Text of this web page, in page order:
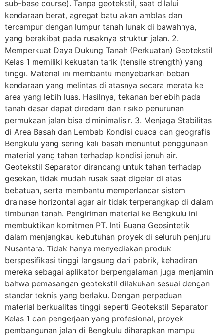
sub-base course). Tanpa geotekstil, saat dilalui
kendaraan berat, agregat batu akan amblas dan
tercampur dengan lumpur tanah lunak di bawahnya,
yang berakibat pada rusaknya struktur jalan. 2.
Memperkuat Daya Dukung Tanah (Perkuatan) Geotekstil
Kelas 1 memiliki kekuatan tarik (tensile strength) yang
tinggi. Material ini membantu menyebarkan beban
kendaraan yang melintas di atasnya secara merata ke
area yang lebih luas. Hasilnya, tekanan berlebih pada
tanah dasar dapat diredam dan risiko penurunan
permukaan jalan bisa diminimalisir. 3. Menjaga Stabilitas
di Area Basah dan Lembab Kondisi cuaca dan geografis
Bengkulu yang sering kali basah menuntut penggunaan
material yang tahan terhadap kondisi jenuh air.
Geotekstil Separator dirancang untuk tahan terhadap
gesekan, tidak mudah rusak saat digelar di atas
bebatuan, serta membantu memperlancar sistem
drainase horizontal agar air tidak terperangkap di dalam
timbunan tanah. Pengiriman material ke Bengkulu ini
membuktikan komitmen PT. Inti Buana Geosintetik
dalam menjangkau kebutuhan proyek di seluruh penjuru
Nusantara. Tidak hanya menyediakan produk
berspesifikasi tinggi langsung dari pabrik, kehadiran
mereka sebagai aplikator berpengalaman juga menjamin
bahwa pemasangan geotekstil dilakukan sesuai dengan
standar teknis yang berlaku. Dengan perpaduan
material berkualitas tinggi seperti Geotekstil Separator
Kelas 1 dan pengerjaan yang profesional, proyek
pembangunan jalan di Bengkulu diharapkan mampu